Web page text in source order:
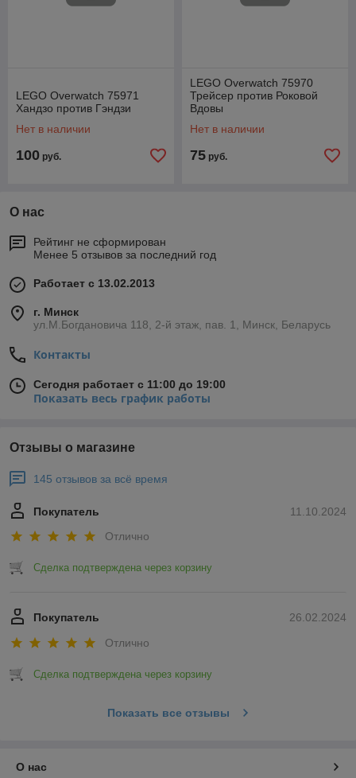
LEGO Overwatch 75971
Хандзо против Гэндзи
Нет в наличии
100 руб.
LEGO Overwatch 75970
Трейсер против Роковой
Вдовы
Нет в наличии
75 руб.
О нас
Рейтинг не сформирован
Менее 5 отзывов за последний год
Работает с 13.02.2013
г. Минск
ул.М.Богдановича 118, 2-й этаж, пав. 1, Минск, Беларусь
Контакты
Сегодня работает с 11:00 до 19:00
Показать весь график работы
Отзывы о магазине
145 отзывов за всё время
11.10.2024
Покупатель
Отлично
Сделка подтверждена через корзину
26.02.2024
Покупатель
Отлично
Сделка подтверждена через корзину
Показать все отзывы
О нас